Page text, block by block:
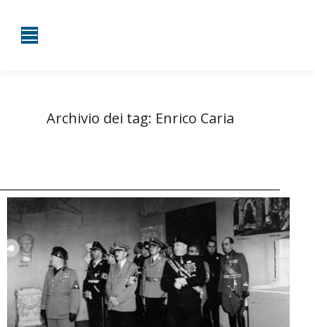
Archivio dei tag: Enrico Caria